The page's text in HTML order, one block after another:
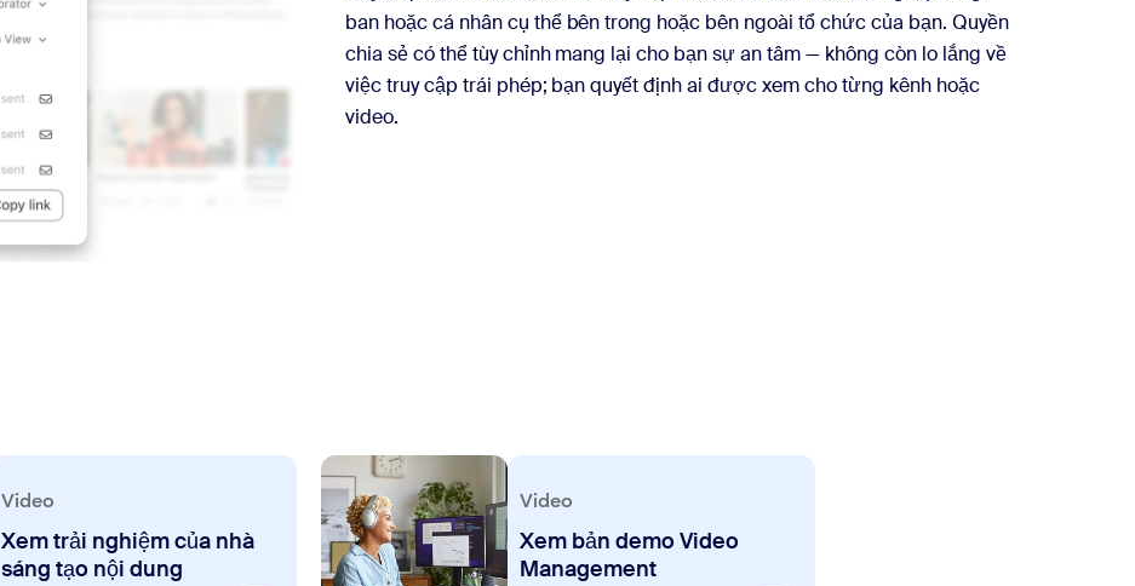
ban hoặc cá nhân cụ thể bên trong hoặc bên ngoài tổ chức của bạn. Quyền
chia sẻ có thể tùy chỉnh mang lại cho bạn sự an tâm — không còn lo lắng về
việc truy cập trái phép; bạn quyết định ai được xem cho từng kênh hoặc
video.
Video
Xem trải nghiệm của nhà
sáng tạo nội dung
Video
Xem bản demo Video
Management